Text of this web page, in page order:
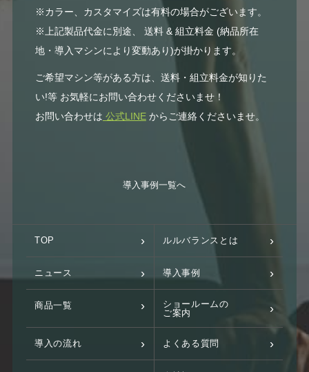
※カラー、カスタマイズは有料の場合がございます。
※上記製品代金に別途、 送料 & 組立料金 (納品所在
地・導入マシンにより変動あり)が掛かります。
ご希望マシン等がある方は、送料・組立料金が知りた
い!等 お気軽にお問い合わせくださいませ！
お問い合わせは 公式LINEからご連絡くださいませ。
導入事例一覧へ
TOP ルルバランスとは
ニュース 導入事例
商品一覧
ショールームの
ご案内
導入の流れ よくある質問